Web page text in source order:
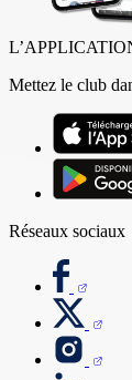
Mettez le club
Réseaux sociaux